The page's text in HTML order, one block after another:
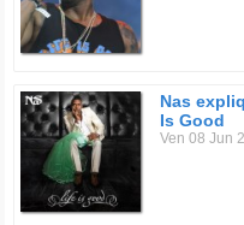
Nas
Is Good
Ven 08 Jun